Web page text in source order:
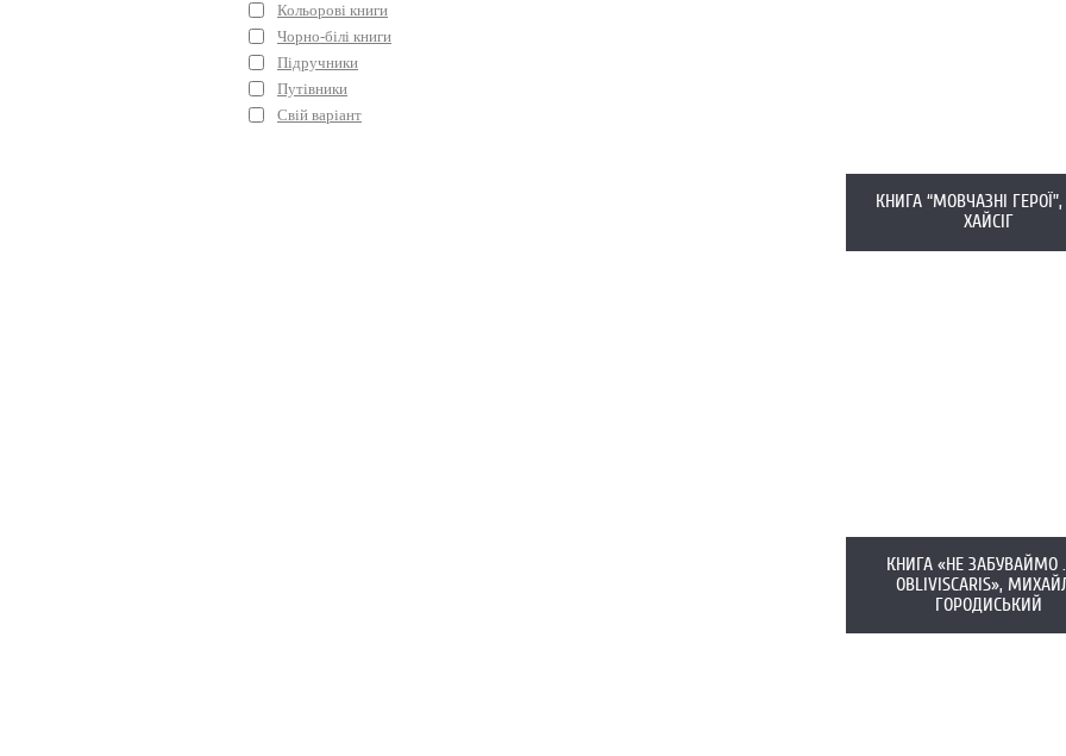
Кольорові книги
Чорно-білі книги
Підручники
Путівники
Свій варіант
КНИГА “МОВЧАЗНІ ГЕРОЇ”,
ХАЙСІГ
КНИГА «НЕ ЗАБУВАЙМО
OBLIVISCARIS»,
ГОРОДИСЬКИЙ